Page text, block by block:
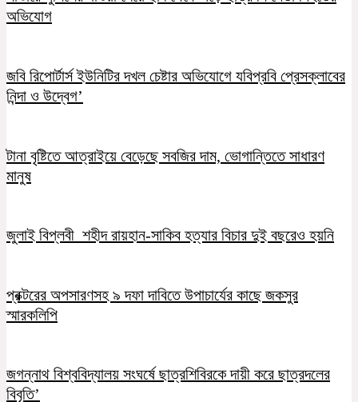
অভিযোগ
জবি রিপোর্টার্স ইউনিটির দখল চেষ্টার অভিযোগে যবিপ্রবি প্রেসক্লাবের
নিন্দা ও উদ্বেগ’
টানা বৃষ্টিতে আত্রাইয়ে বেড়েছে সবজির দাম, ভোগান্তিতে সাধারণ
মানুষ
জুলাই বিপ্লবী শহীদ রায়হান-সাকিব হত্যার বিচার দুই বছরেও হয়নি
প্রক্টরের অপসারণসহ ৯ দফা দাবিতে উপাচার্যের কাছে জকসুর
স্মারকলিপি
জগন্নাথ বিশ্ববিদ্যালয় সংঘর্ষে ছাত্রশিবিরকে দায়ী করে ছাত্রদলের
বিবৃতি’